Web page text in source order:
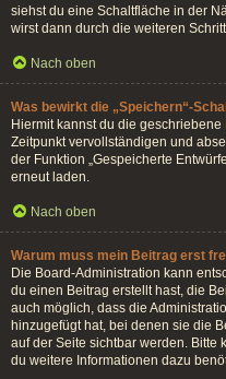
siehst du eine Schaltfläche in der
wirst dann durch die weiteren
Nach oben
Was bewirkt die „Speichern“-
Hiermit kannst du die
Zeitpunkt vervollständigen und
der Funktion „Gespeicherte
erneut laden.
Nach oben
Warum muss mein Beitrag erst
Die Board-Administration kann
du einen Beitrag erstellt hast, die
auch möglich, dass die
hinzugefügt hat, bei denen sie die
auf der Seite sichtbar werden. Bitte
du weitere Informationen dazu